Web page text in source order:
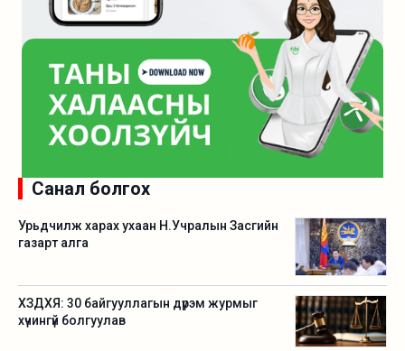
Санал болгох
Урьдчилж харах ухаан Н.Учралын Засгийн
газарт алга
ХЗДХЯ: 30 байгууллагын дүрэм журмыг
хүчингүй болгуулав